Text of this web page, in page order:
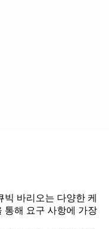
바리오는 다양한 케
통해 요구 사항에 가장